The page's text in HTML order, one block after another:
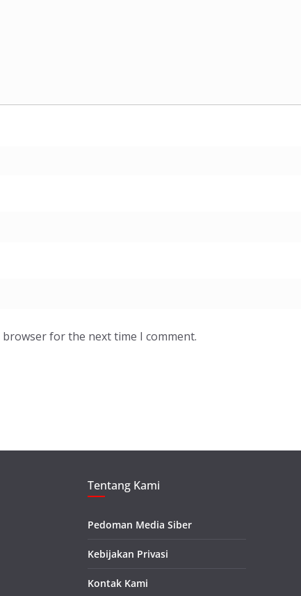
for the next time I comment.
Tentang Kami
Pedoman Media Siber
Kebijakan Privasi
Kontak Kami